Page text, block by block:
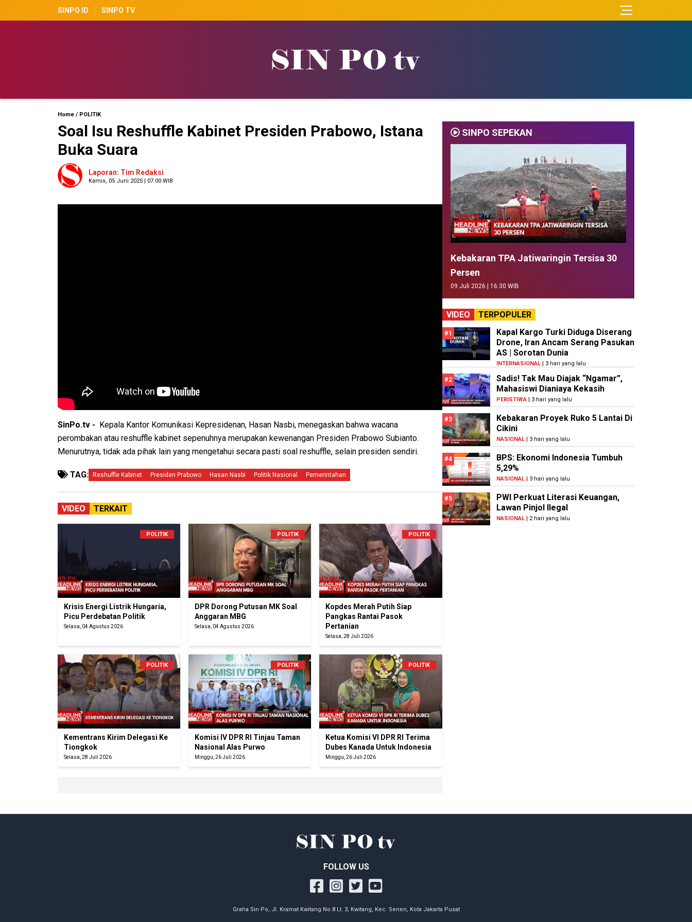
SINPO ID SINPO TV
Home / POLITIK
Soal Isu Reshuffle Kabinet Presiden Prabowo, Istana
Buka Suara
Laporan: Tim Redaksi
Kamis, 05 Juni 2025 | 07:00 WIB
SinPo.tv -
Kepala Kantor Komunikasi Kepresidenan, Hasan Nasbi, menegaskan bahwa wacana
perombakan atau reshuffle kabinet sepenuhnya merupakan kewenangan Presiden Prabowo Subianto.
Menurutnya, tidak ada pihak lain yang mengetahui secara pasti soal reshuffle, selain presiden sendiri.
TAG: Reshuffle Kabinet Presiden Prabowo Hasan Nasbi Politik Nasional Pemerintahan
VIDEO TERKAIT
POLITIK
Krisis Energi Listrik Hungaria,
Picu Perdebatan Politik
Selasa, 04 Agustus 2026
POLITIK
DPR Dorong Putusan MK Soal
Anggaran MBG
Selasa, 04 Agustus 2026
POLITIK
Kopdes Merah Putih Siap
Pangkas Rantai Pasok
Pertanian
Selasa, 28 Juli 2026
POLITIK
Kementrans Kirim Delegasi Ke
Tiongkok
Selasa, 28 Juli 2026
POLITIK
Komisi IV DPR RI Tinjau Taman
Nasional Alas Purwo
Minggu, 26 Juli 2026
POLITIK
Ketua Komisi VI DPR RI Terima
Dubes Kanada Untuk Indonesia
Minggu, 26 Juli 2026
SINPO SEPEKAN
Kebakaran TPA Jatiwaringin Tersisa 30
Persen
09 Juli 2026 | 16:30 WIB
VIDEO TERPOPULER
#1
Kapal Kargo Turki Diduga Diserang
Drone, Iran Ancam Serang Pasukan
AS | Sorotan Dunia
INTERNASIONAL| 3 hari yang lalu
#2
Sadis! Tak Mau Diajak “Ngamar”,
Mahasiswi Dianiaya Kekasih
PERISTIWA| 3 hari yang lalu
#3
Kebakaran Proyek Ruko 5 Lantai Di
Cikini
NASIONAL| 3 hari yang lalu
#4
BPS: Ekonomi Indonesia Tumbuh
5,29%
NASIONAL| 3 hari yang lalu
#5
PWI Perkuat Literasi Keuangan,
Lawan Pinjol Ilegal
NASIONAL| 2 hari yang lalu
FOLLOW US
Graha Sin Po, Jl. Kramat Kwitang No.8 Lt. 3, Kwitang, Kec. Senen, Kota Jakarta Pusat